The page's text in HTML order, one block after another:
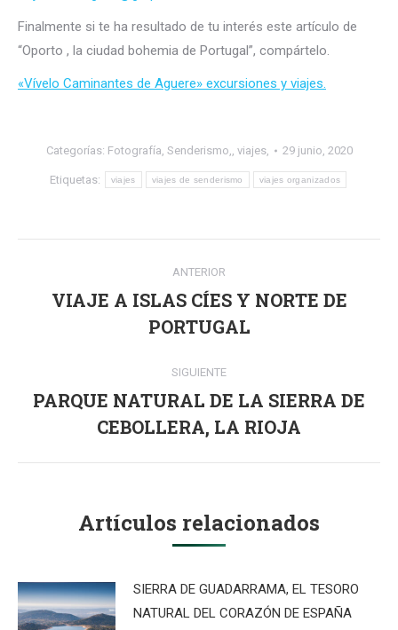
Finalmente si te ha resultado de tu interés este artículo de
“Oporto , la ciudad bohemia de Portugal”, compártelo.
«Vívelo Caminantes de Aguere» excursiones y viajes.
Categorías: Fotografía, Senderismo,, viajes, 29 junio, 2020
Etiquetas: viajes viajes de senderismo viajes organizados
Navegación
entre
publicaciones
ANTERIOR
Publicación
anterior:
VIAJE A ISLAS CÍES Y NORTE DE
PORTUGAL
SIGUIENTE
Publicación
siguiente:
PARQUE NATURAL DE LA SIERRA DE
CEBOLLERA, LA RIOJA
Artículos relacionados
SIERRA DE GUADARRAMA, EL TESORO
NATURAL DEL CORAZÓN DE ESPAÑA